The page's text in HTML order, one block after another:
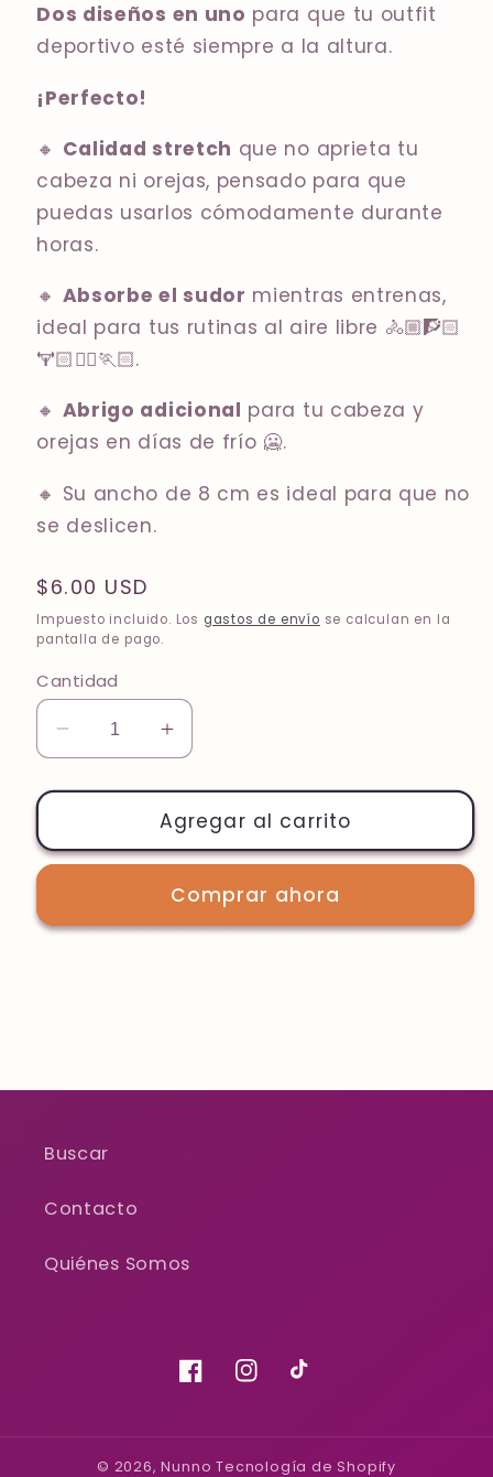
Dos diseños en uno para que tu outfit
deportivo esté siempre a la altura.
¡Perfecto!
🔸 Calidad stretch que no aprieta tu
cabeza ni orejas, pensado para que
puedas usarlos cómodamente durante
horas.
🔸 Absorbe el sudor mientras entrenas,
ideal para tus rutinas al aire libre 🚴🏼🧗🏻
🏋🏻⛹🏻🏃🏻.
🔸 Abrigo adicional para tu cabeza y
orejas en días de frío 🥶.
🔸 Su ancho de 8 cm es ideal para que no
se deslicen.
Precio
habitual
$6.00 USD
Impuesto incluido. Los gastos de envío se calculan en la
pantalla de pago.
Cantidad
Reducir
cantidad
para
Blue
/
Blue
Aumentar
cantidad
para
Thunder
Blue
/
Tribu
Blue
Agregar al carrito
Comprar ahora
Buscar
Contacto
Quiénes Somos
FacebookInstagram
TikTok
© 2026,Nunno Tecnología de Shopify